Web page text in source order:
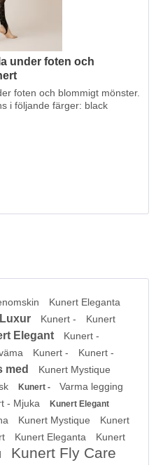
under foten och
foten och blommigt mönster.
i följande färger: black
Kunert Eleganta
Kunert -
Kunert
Elegant
Kunert -
Kunert -
Kunert -
med
Kunert Mystique
Kunert -
Varma legging
- Mjuka Kunert Elegant
Kunert Mystique
Kunert
Kunert Eleganta
Kunert
Kunert Fly Care